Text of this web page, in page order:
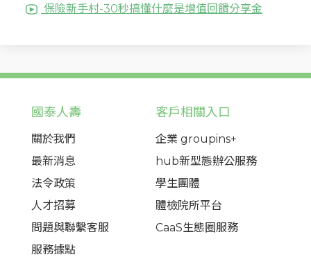
保險新手村-30秒搞懂什麼是增值回饋分享金
國泰人壽
關於我們
最新消息
法令政策
人才招募
問題與聯繫客服
服務據點
客戶相關入口
企業 groupins+
hub新型態辦公服務
學生團體
體檢院所平台
CaaS生態圈服務